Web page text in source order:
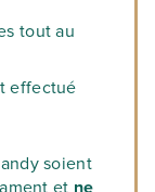
tout au
effectué
soient
et ne